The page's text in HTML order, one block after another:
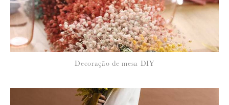
Decoração de mesa DIY